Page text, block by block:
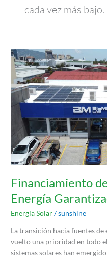
cada vez más bajo.
Financiamiento
Energía
Energía Solar/sunshine
La transición hacia fuentes de
vuelto una prioridad en todo
sistemas solares han
Financiamiento
de
Sistemas
Solares:
Energía
Garantizada
35
Años